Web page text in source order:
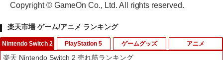
Copyright © GameOn Co., Ltd. All rights reserved.
楽天市場 ゲーム/アニメ ランキング
Nintendo Switch 2
楽天 Nintendo Switch 2 売れ筋ランキング
PlayStation 5 ゲームグッズ アニメ